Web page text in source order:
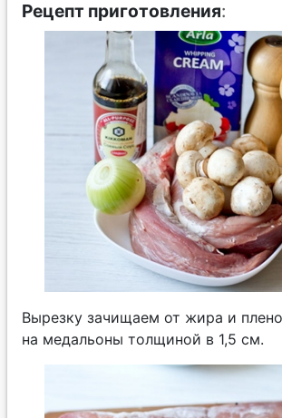
Рецепт приготовления:
Вырезку зачищаем от жира и
на медальоны толщиной в 1,5 см.